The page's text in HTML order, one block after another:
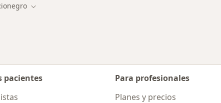
de ciudadCambiar de ciudad
pacientes
Para profesionales
Planes y precios